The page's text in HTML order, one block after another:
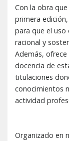
Con la obra
primera
para que el uso
racional y
Además,
docencia de
titulaciones
conocimientos
actividad
Organizado en